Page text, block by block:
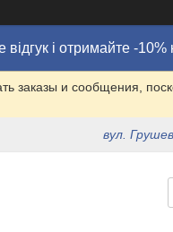
відгук і отримайте -
заказы и сообщения,
вул.